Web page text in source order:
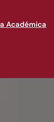
Académica